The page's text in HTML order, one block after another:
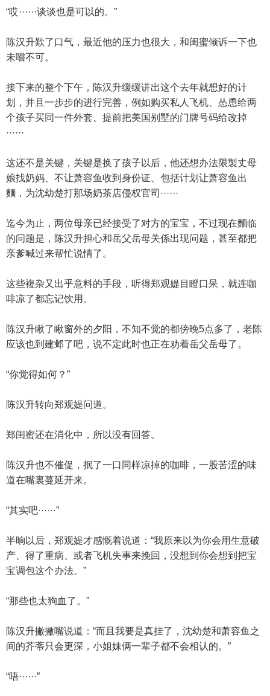
“哎······谈谈也是可以的。”
陈汉升歎了口气，最近他的压力也很大，和闺蜜倾诉一下也
未嚐不可。
接下来的整个下午，陈汉升缓缓讲出这个去年就想好的计
划，并且一步步的进行完善，例如购买私人飞机、怂恿给两
个孩子买同一件外套、提前把美国别墅的门牌号码给改掉
······
这还不是关键，关键是换了孩子以后，他还想办法限製丈母
娘找奶妈、不让萧容鱼收到身份证、包括计划让萧容鱼出
麵，为沈幼楚打那场奶茶店侵权官司······
迄今为止，两位母亲已经接受了对方的宝宝，不过现在麵临
的问题是，陈汉升担心和岳父岳母关係出现问题，甚至都把
亲爹喊过来帮忙说情了。
这些複杂又出乎意料的手段，听得郑观媞目瞪口呆，就连咖
啡凉了都忘记饮用。
陈汉升瞅了瞅窗外的夕阳，不知不觉的都傍晚5点多了，老陈
应该也到建邺了吧，说不定此时也正在劝着岳父岳母了。
“你觉得如何？”
陈汉升转向郑观媞问道。
郑闺蜜还在消化中，所以没有回答。
陈汉升也不催促，抿了一口同样凉掉的咖啡，一股苦涩的味
道在嘴裏蔓延开来。
“其实吧······”
半晌以后，郑观媞才感慨着说道：“我原来以为你会用生意破
产、得了重病、或者飞机失事来挽回，没想到你会想到把宝
宝调包这个办法。”
“那些也太狗血了。”
陈汉升撇撇嘴说道：“而且我要是真挂了，沈幼楚和萧容鱼之
间的芥蒂只会更深，小姐妹俩一辈子都不会相认的。”
“唔······”